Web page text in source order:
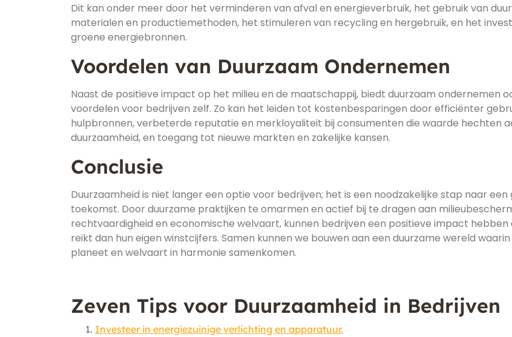
Dit kan onder meer door het verminderen van afval en energieverbruik, het gebruik van
materialen en productiemethoden, het stimuleren van recycling en hergebruik, en het
groene energiebronnen.
Voordelen van Duurzaam Ondernemen
Naast de positieve impact op het milieu en de maatschappij, biedt duurzaam ondernemen
voordelen voor bedrijven zelf. Zo kan het leiden tot kostenbesparingen door efficiënter
hulpbronnen, verbeterde reputatie en merkloyaliteit bij consumenten die waarde hechten
duurzaamheid, en toegang tot nieuwe markten en zakelijke kansen.
Conclusie
Duurzaamheid is niet langer een optie voor bedrijven; het is een noodzakelijke stap naar
toekomst. Door duurzame praktijken te omarmen en actief bij te dragen aan
rechtvaardigheid en economische welvaart, kunnen bedrijven een positieve impact hebben
reikt dan hun eigen winstcijfers. Samen kunnen we bouwen aan een duurzame wereld
planeet en welvaart in harmonie samenkomen.
Zeven Tips voor Duurzaamheid in Bedrijven
Investeer in energiezuinige verlichting en apparatuur.